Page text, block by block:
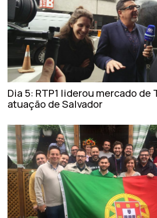
Dia 5: RTP1 liderou mercado de
atuação de Salvador